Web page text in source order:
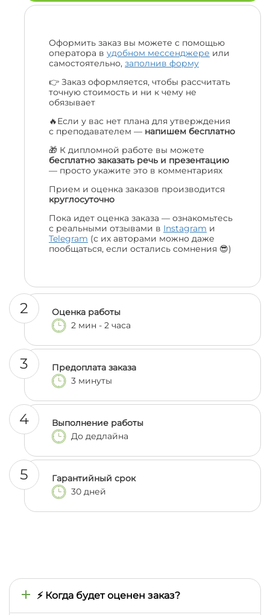
Оформить заказ вы можете с помощью
оператора в удобном мессенджере или
самостоятельно, заполнив форму
👉 Заказ оформляется, чтобы рассчитать
точную стоимость и ни к чему не
обязывает
🔥Если у вас нет плана для утверждения
с преподавателем — напишем бесплатно
🎁 К дипломной работе вы можете
бесплатно заказать речь и презентацию
— просто укажите это в комментариях
Прием и оценка заказов производится
круглосуточно
Пока идет оценка заказа — ознакомьтесь
с реальными отзывами в Instagram и
Telegram (с их авторами можно даже
пообщаться, если остались сомнения 😎)
2
Оценка работы
2 мин - 2 часа
3
Предоплата заказа
3 минуты
4
Выполнение работы
До дедлайна
5
Гарантийный срок
30 дней
⚡ Когда будет оценен заказ?